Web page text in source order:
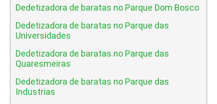
Dedetizadora de baratas no Parque Dom Bosco
Dedetizadora de baratas no Parque das
Universidades
Dedetizadora de baratas no Parque das
Quaresmeiras
Dedetizadora de baratas no Parque das
Industrias